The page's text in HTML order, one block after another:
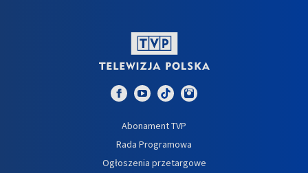
Abonament TVP
Rada Programowa
Ogłoszenia przetargowe